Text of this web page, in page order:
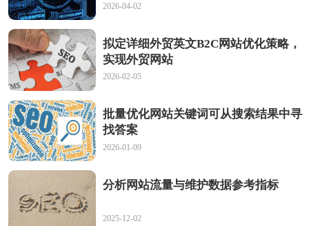
2026-04-02
拟定详细外贸英文B2C网站优化策略，
实现外贸网站
2026-02-05
批量优化网站关键词可从搜索结果中寻
找答案
2026-01-09
分析网站流量与维护数据参考指标
2025-12-02